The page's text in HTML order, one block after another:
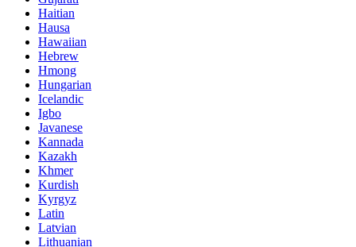
Haitian
Hausa
Hawaiian
Hebrew
Hmong
Hungarian
Icelandic
Igbo
Javanese
Kannada
Kazakh
Khmer
Kurdish
Kyrgyz
Latin
Latvian
Lithuanian